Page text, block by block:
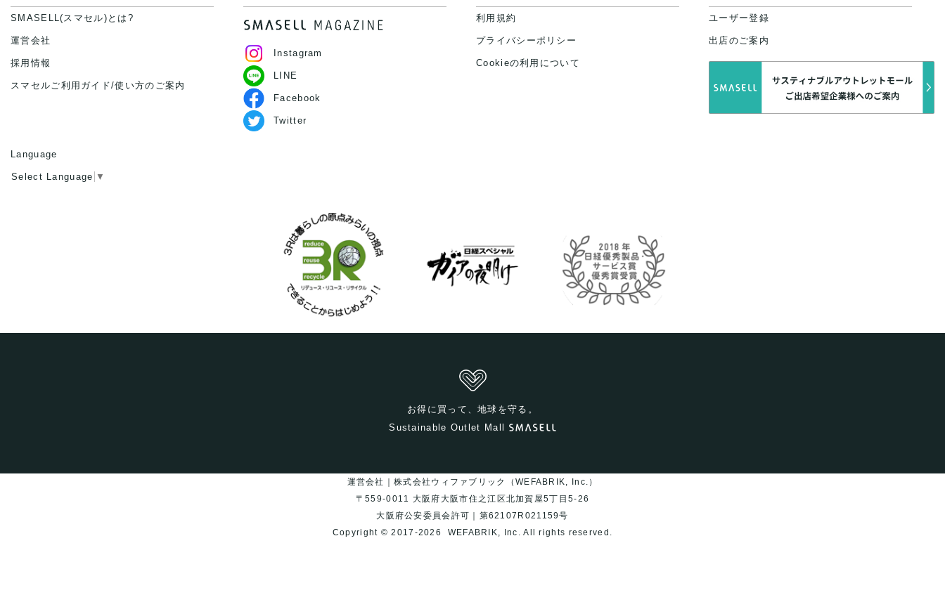
SMASELL(スマセル)とは?
運営会社
採用情報
スマセルご利用ガイド/使い方のご案内
Instagram
LINE
Facebook
Twitter
利用規約
プライバシーポリシー
Cookieの利用について
ユーザー登録
出店のご案内
Language
Select Language ▼
お得に買って、地球を守る。
Sustainable Outlet Mall
運営会社｜株式会社ウィファブリック（WEFABRIK, Inc.）
〒559-0011 大阪府大阪市住之江区北加賀屋5丁目5-26
大阪府公安委員会許可｜第62107R021159号
Copyright © 2017-2026
WEFABRIK, Inc.All rights reserved.